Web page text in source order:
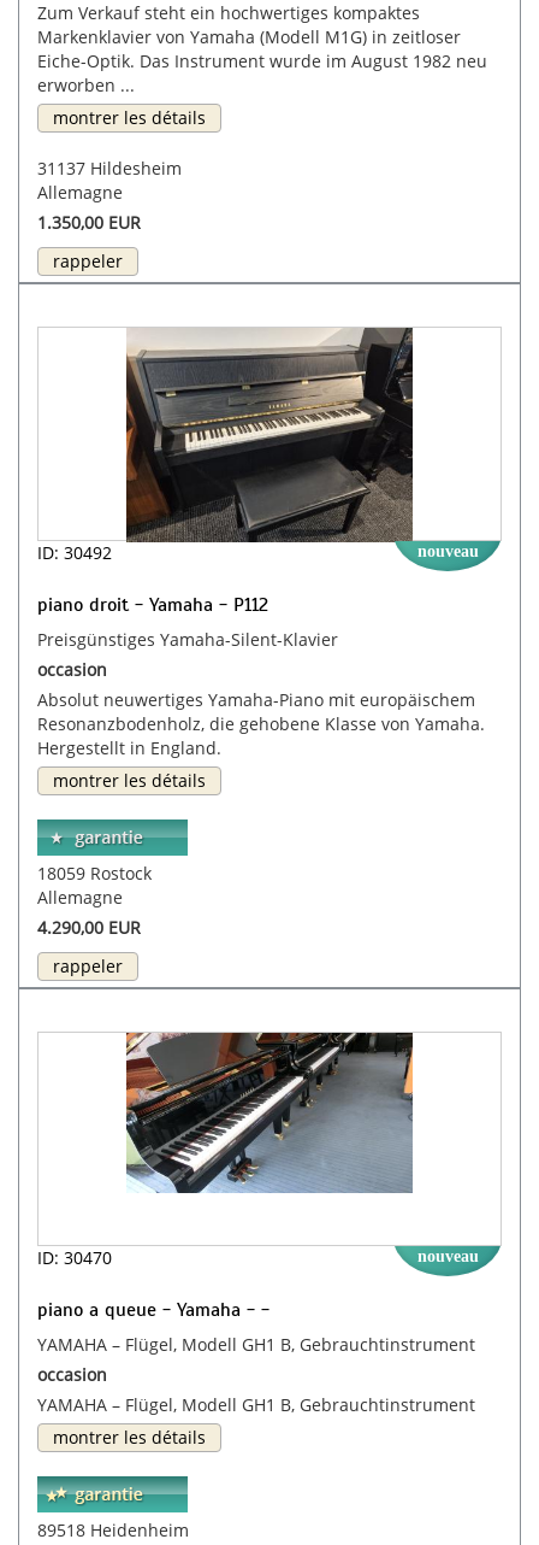
Zum Verkauf steht ein hochwertiges kompaktes
Markenklavier von Yamaha (Modell M1G) in zeitloser
Eiche-Optik. Das Instrument wurde im August 1982 neu
erworben ...
montrer les détails
31137 Hildesheim
Allemagne
1.350,00 EUR
rappeler
ID: 30492 nouveau
piano droit - Yamaha - P112
Preisgünstiges Yamaha-Silent-Klavier
occasion
Absolut neuwertiges Yamaha-Piano mit europäischem
Resonanzbodenholz, die gehobene Klasse von Yamaha.
Hergestellt in England.
montrer les détails
18059 Rostock
Allemagne
4.290,00 EUR
rappeler
ID: 30470 nouveau
piano a queue - Yamaha - -
YAMAHA – Flügel, Modell GH1 B, Gebrauchtinstrument
occasion
YAMAHA – Flügel, Modell GH1 B, Gebrauchtinstrument
montrer les détails
89518 Heidenheim